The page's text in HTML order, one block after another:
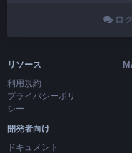
ロ
リソース
利用規約
プライバシーポリ
シー
開発者向け
ドキュメント